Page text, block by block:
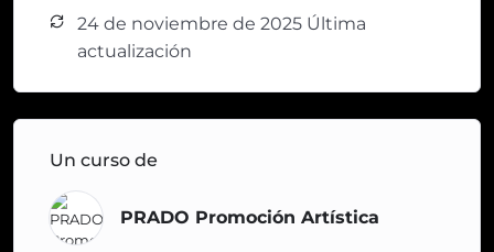
24 de noviembre de 2025 Última
actualización
Un curso de
PRADO Promoción Artística